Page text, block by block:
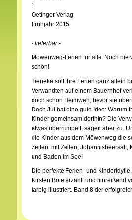
1
Oetinger Verlag
Frühjahr 2015
- lieferbar -
Möwenweg-Ferien für alle: Noch nie
schön!
Tieneke soll ihre Ferien ganz allein
Verwandten auf einem Bauernhof
doch schon Heimweh, bevor sie
Doch Jul hat eine gute Idee: Warum
Kinder gemeinsam dorthin? Die
etwas überrumpelt, sagen aber zu.
die Kinder aus dem Möwenweg die
Zeiten: mit Zelten, Johannisbeersaft,
und Baden im See!
Die perfekte Ferien- und
Kirsten Boie erzählt und hinreißend
farbig illustriert. Band 8 der